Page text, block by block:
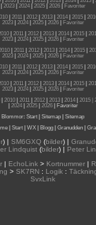
2023| 2024| 2025| 2026|
Favoriter
2011 2012 2013 2014 2015
2023| 2024| 2025| 2026|
Favoriter
| 2011| 2012| 2013| 2014| 2015|
2023| 2024| 2025| 2026|
Favoriter
| 2011| 2012| 2013| 2014| 2015|
2023| 2024| 2025| 2026|
Favoriter
| 2011| 2012| 2013| 2014| 2015|
2023| 2024| 2025| 2026|
Favoriter
2011 2012 2013 2014 2015
2023| 2024| 2025| 2026|
Favoriter
| 2010| 2011| 2012| 2013| 2014| 2015 |
2024| 2025| 2026|
Favoriter
Blommor: Start Sitemap
Sitemap
| Start| WX| Blogg| Granudden|
) | SM6GXQ(bilder) |
Lindquist (bilder) | Peter
| EchoLink> Kortnummer|
> SK7RN : Logik :
SvxLink